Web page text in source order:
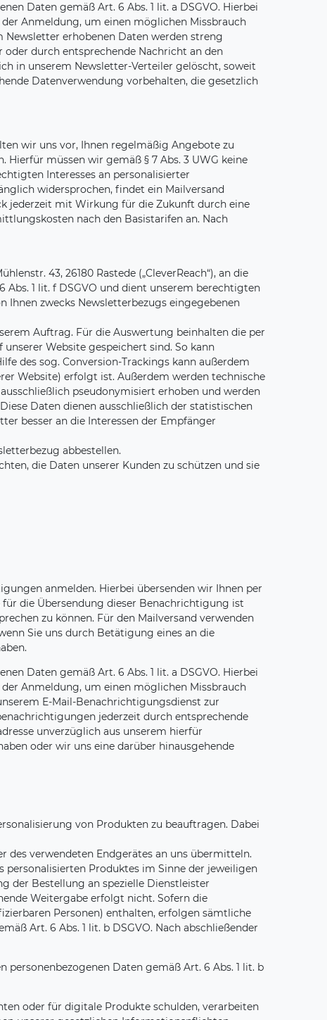
Daten gemäß Art. 6 Abs. 1 lit. a DSGVO. Hierbei
Anmeldung, um einen möglichen Missbrauch
Newsletter erhobenen Daten werden streng
durch entsprechende Nachricht an den
in unserem Newsletter-Verteiler gelöscht, soweit
Datenverwendung vorbehalten, die gesetzlich
wir uns vor, Ihnen regelmäßig Angebote zu
müssen wir gemäß § 7 Abs. 3 UWG keine
Interesses an personalisierter
widersprochen, findet ein Mailversand
jederzeit mit Wirkung für die Zukunft durch eine
nach den Basistarifen an. Nach
43, 26180 Rastede („CleverReach“), an die
1 lit. f DSGVO und dient unserem berechtigten
Ihnen zwecks Newsletterbezugs eingegebenen
Auftrag. Für die Auswertung beinhalten die per
Website gespeichert sind. So kann
des sog. Conversion-Trackings kann außerdem
Website) erfolgt ist. Außerdem werden technische
pseudonymisiert erhoben und werden
Daten dienen ausschließlich der statistischen
besser an die Interessen der Empfänger
abbestellen.
die Daten unserer Kunden zu schützen und sie
anmelden. Hierbei übersenden wir Ihnen per
die Übersendung dieser Benachrichtigung ist
zu können. Für den Mailversand verwenden
Sie uns durch Betätigung eines an die
Daten gemäß Art. 6 Abs. 1 lit. a DSGVO. Hierbei
Anmeldung, um einen möglichen Missbrauch
E-Mail-Benachrichtigungsdienst zur
jederzeit durch entsprechende
unverzüglich aus unserem hierfür
oder wir uns eine darüber hinausgehende
von Produkten zu beauftragen. Dabei
des verwendeten Endgerätes an uns übermitteln.
Produktes im Sinne der jeweiligen
der Bestellung an spezielle Dienstleister
Weitergabe erfolgt nicht. Sofern die
Personen) enthalten, erfolgen sämtliche
Art. 6 Abs. 1 lit. b DSGVO. Nach abschließender
Daten gemäß Art. 6 Abs. 1 lit. b
oder für digitale Produkte schulden, verarbeiten